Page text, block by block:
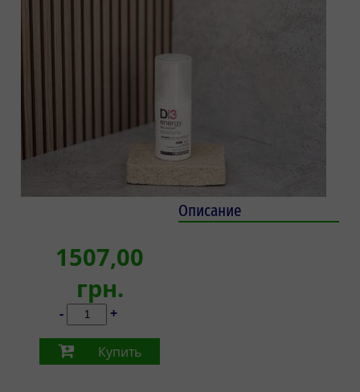
1507,00
грн.
- +
Купить
Описание